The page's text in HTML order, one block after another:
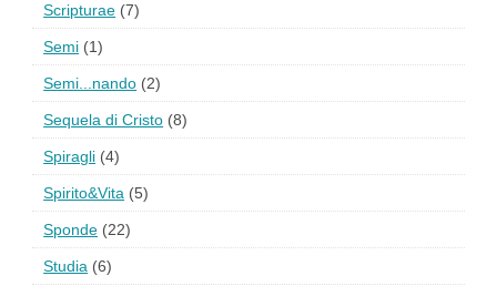
Scripturae (7)
Semi (1)
Semi...nando (2)
Sequela di Cristo (8)
Spiragli (4)
Spirito&Vita (5)
Sponde (22)
Studia (6)